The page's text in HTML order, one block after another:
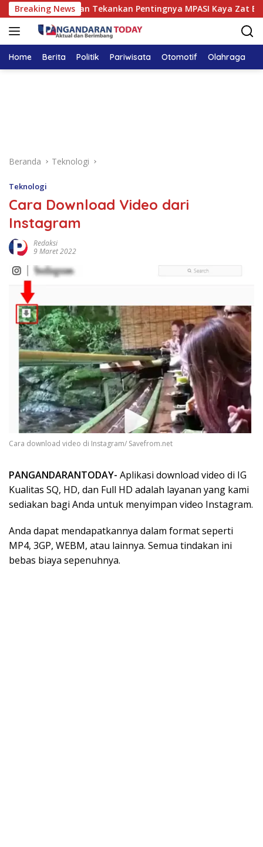
Langsung
ke
konten
Breaking News
Pangandaran Tekankan Pentingnya MPASI Kaya Zat Besi
Home Berita Politik Pariwisata Otomotif Olahraga
Beranda Teknologi
Teknologi
Cara Download Video dari
Instagram
Redaksi
9 Maret 2022
Cara download video di Instagram/ Savefrom.net
PANGANDARANTODAY- Aplikasi download video di IG
Kualitas SQ, HD, dan Full HD adalah layanan yang kami
sediakan bagi Anda untuk menyimpan video Instagram.
Anda dapat mendapatkannya dalam format seperti
MP4, 3GP, WEBM, atau lainnya. Semua tindakan ini
bebas biaya sepenuhnya.